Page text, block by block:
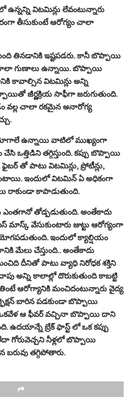
విటమిన్లు లేవంటున్నారు
తీసుకుంటే ఆరోగ్యం చాలా
ఇష్టపడరు. కానీ బొప్పాయి
గుణాలు ఉన్నాయి. బొప్పాయి
కావాల్సిన విటమిన్లు అన్ని
జీర్ణక్రియ సాఫీగా జరుగుతుంది.
వల్ల చాలా రకమైన అనారోగ్య
ఉన్నాయి వాటిలో ముఖ్యంగా
ఒత్తిడిని తగ్గిస్తుంది. కప్పు బొప్పాయి
తో పాటు విటమిన్లు, ప్రోటీన్లు,
ఇందులో విటమిన్ ఏ అధికంగా
రాకుండా కాపాడుతుంది.
తోడ్పడుతుంది. అంతేకాదు
వేసుకుంటారు జుట్టు ఆరోగ్యంగా
ఇందులో క్యాల్షియం
మేలు చేస్తుంది.. అంతేకాదు
దీనితో పాటు వ్యాధి నిరోధక శక్తిని
అన్ని కాలాల్లో దొరుకుతుంది కాబట్టి
ఆరోగ్యానికి మంచిదంటున్నారు వైద్య
బారిన పడకుండా బొప్పాయి
ఆ ఫీవర్ వచ్చినా బొప్పాయి దాని
ఉదయాన్నే బ్రేక్ ఫాస్ట్ లో ఒక కప్పు
గోరువెచ్చని నీళ్లలో బొప్పాయి
బరువు తగ్గిపోతారు.